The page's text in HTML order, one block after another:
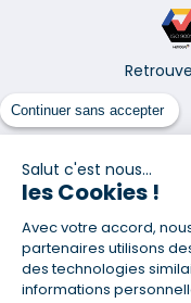
Continuer sans accepter
Salut c'est nous...
les Cookies !
Avec votre accord,
partenaires utilisons
des technologies
informations
(1) Taux fixe national hors
(2) Économie de 65 %
457,23 € à 0,90 % sur 19,5
100 % (décès, PTIA, IPP,
salariée non cadre assurée